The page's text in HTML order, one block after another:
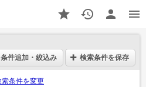
条件追加・絞込み
検索条件を保存
索条件を変更